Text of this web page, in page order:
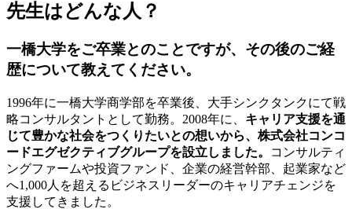
先生はどんな人？
一橋大学をご卒業とのことですが、その後のご経
歴について教えてください。
1996年に一橋大学商学部を卒業後、大手シンクタンクにて戦
略コンサルタントとして勤務。2008年に、 キャリア支援を通
じて豊かな社会をつくりたいとの想いから、株式会社コンコ
ードエグゼクティブグループを設立しました。
コンサルティ
ングファームや投資ファンド、企業の経営幹部、起業家など
へ1,000人を超えるビジネスリーダーのキャリアチェンジを
支援してきました。